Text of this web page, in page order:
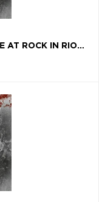
SEPULTURA, CD METAL VEINS (ALIVE AT ROCK IN RIO) (BLU-RAY)